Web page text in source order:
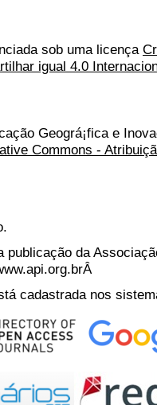
sob uma licença
igual 4.0
Geográ¡fica e
Commons -
publicação da
cadastrada nos